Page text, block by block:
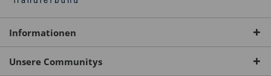
Informationen
Unsere Communitys